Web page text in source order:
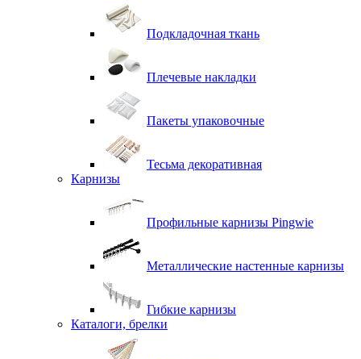
Подкладочная ткань
Плечевые накладки
Пакеты упаковочные
Тесьма декоративная
Карнизы
Профильные карнизы Pingwie
Металлические настенные карнизы
Гибкие карнизы
Каталоги, брелки